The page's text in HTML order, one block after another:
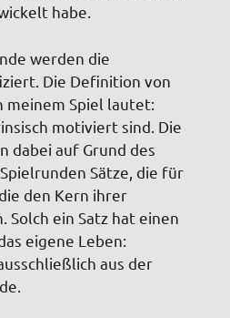
habe.
werden die
Die Definition von
meinem Spiel lautet:
motiviert sind. Die
dabei auf Grund des
Sätze, die für
den Kern ihrer
Solch ein Satz hat einen
eigene Leben:
aus der